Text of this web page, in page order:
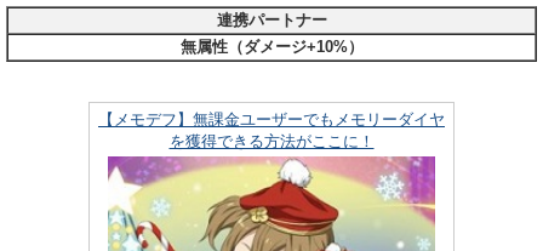
連携パートナー
無属性（ダメージ+10%）
【メモデフ】無課金ユーザーでもメモリーダイヤ
を獲得できる方法がここに！